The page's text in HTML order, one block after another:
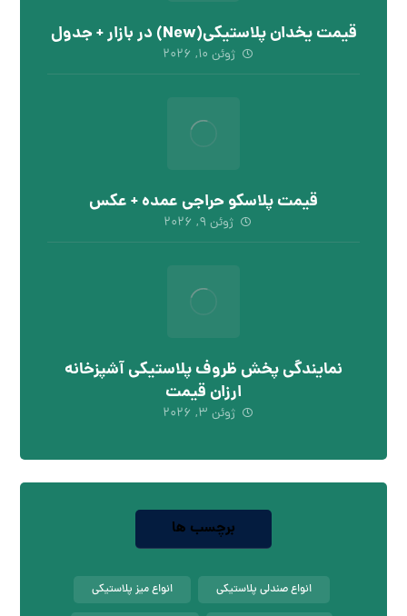
قیمت یخدان پلاستیکی(New) در بازار + جدول
ژوئن ۱۰, ۲۰۲۶
قیمت پلاسکو حراجی عمده + عکس
ژوئن ۹, ۲۰۲۶
نمایندگی پخش ظروف پلاستیکی آشپزخانه
ارزان قیمت
ژوئن ۳, ۲۰۲۶
برچسب ها
انواع صندلی پلاستیکی انواع میز پلاستیکی